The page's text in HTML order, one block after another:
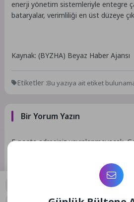
enerji yönetim sistemleriyle entegre
bataryalar, verimliliği en üst düzeye
Kaynak: (BYZHA) Beyaz Haber Ajansı
Etiketler :Bu yazıya ait etiket
Bir Yorum Yazın
E-posta adresiniz yayınlanmayacak.